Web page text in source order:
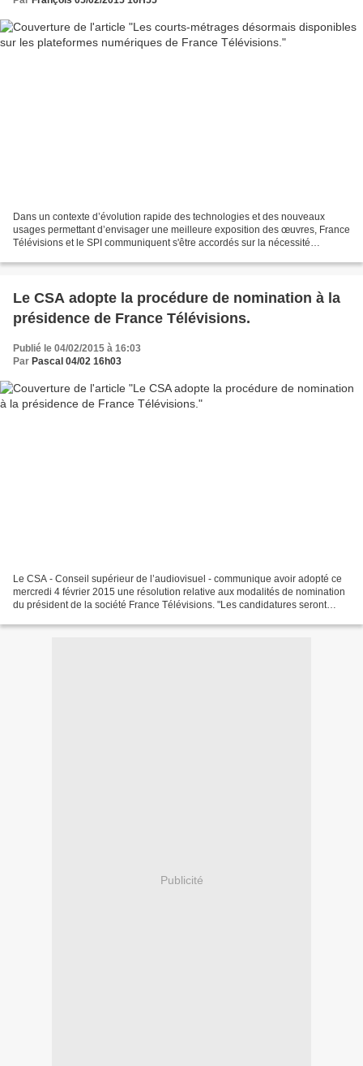
Dans un contexte d’évolution rapide des technologies et des nouveaux
usages permettant d’envisager une meilleure exposition des œuvres, France
Télévisions et le SPI communiquent s'être accordés sur la nécessité
Le CSA adopte la procédure de nomination à la
présidence de France Télévisions.
Publié le 04/02/2015 à 16:03
Par Pascal 04/02 16h03
Le CSA - Conseil supérieur de l’audiovisuel - communique avoir adopté ce
mercredi 4 février 2015 une résolution relative aux modalités de nomination
du président de la société France Télévisions. "Les candidatures seront
Publicité